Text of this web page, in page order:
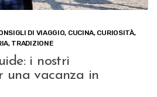
DI VIAGGIO, CUCINA, CURIOSITÀ,
, TRADIZIONE
i nostri
una vacanza in